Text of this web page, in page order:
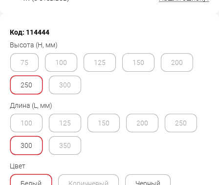
Код: 114444
Высота (H, мм)
75 100 125 150 200
250 300
Длина (L, мм)
100 125 150 200 250
300 350
Цвет